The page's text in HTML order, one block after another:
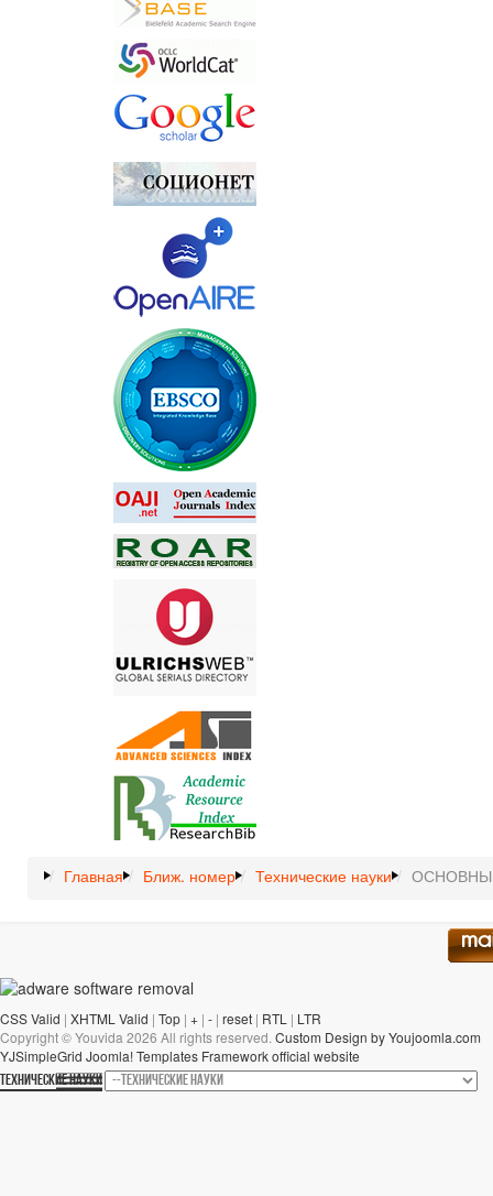
Главная Ближ. номер Технические науки
CSS Valid | XHTML Valid | Top | + | - | reset | RTL | LTR
Copyright ©Youvida 2026 All rights reserved. Custom Design by Youjoomla.com
YJSimpleGrid Joomla! Templates Framework official website
ТЕХНИЧЕСКИЕ НАУКИ